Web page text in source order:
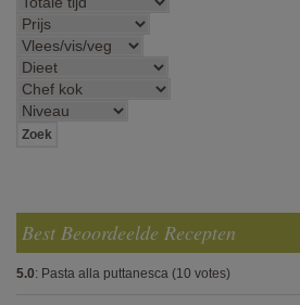
Best Beoordeelde Recepten
5.0: Pasta alla puttanesca (10 votes)